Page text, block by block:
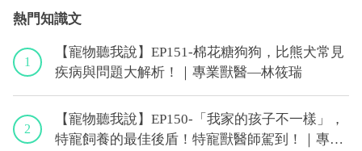
熱門知識文
1
【寵物聽我說】EP151-棉花糖狗狗，比熊犬常見
疾病與問題大解析！｜專業獸醫—林筱瑞
2
【寵物聽我說】EP150-「我家的孩子不一樣」，
特寵飼養的最佳後盾！特寵獸醫師駕到！｜專業